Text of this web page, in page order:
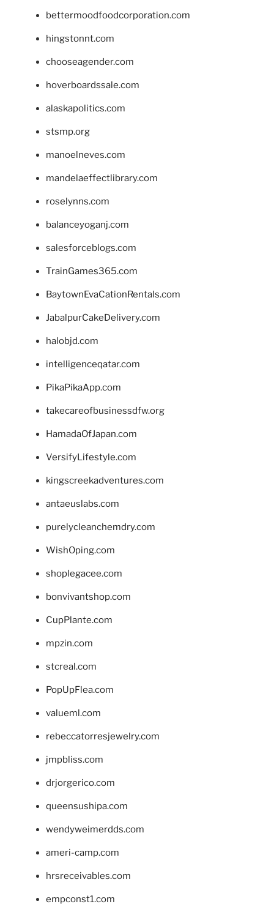
bettermoodfoodcorporation.com
hingstonnt.com
chooseagender.com
hoverboardssale.com
alaskapolitics.com
stsmp.org
manoelneves.com
mandelaeffectlibrary.com
roselynns.com
balanceyoganj.com
salesforceblogs.com
TrainGames365.com
BaytownEvaCationRentals.com
JabalpurCakeDelivery.com
halobjd.com
intelligenceqatar.com
PikaPikaApp.com
takecareofbusinessdfw.org
HamadaOfJapan.com
VersifyLifestyle.com
kingscreekadventures.com
antaeuslabs.com
purelycleanchemdry.com
WishOping.com
shoplegacee.com
bonvivantshop.com
CupPlante.com
mpzin.com
stcreal.com
PopUpFlea.com
valueml.com
rebeccatorresjewelry.com
jmpbliss.com
drjorgerico.com
queensushipa.com
wendyweimerdds.com
ameri-camp.com
hrsreceivables.com
empconst1.com